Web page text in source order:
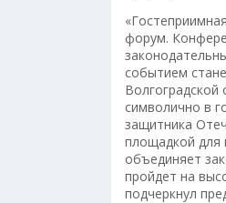
форум.
событием
символично в
защитника
площадкой для
объединяет
пройдет на
подчеркнул